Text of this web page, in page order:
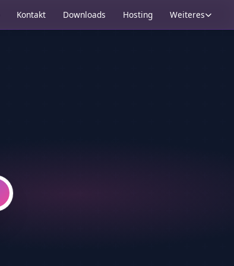
Kontakt Downloads Hosting Weiteres